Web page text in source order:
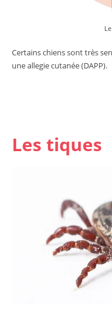
Certains chiens sont très
une allegie cutanée (DAPP).
Les tiques